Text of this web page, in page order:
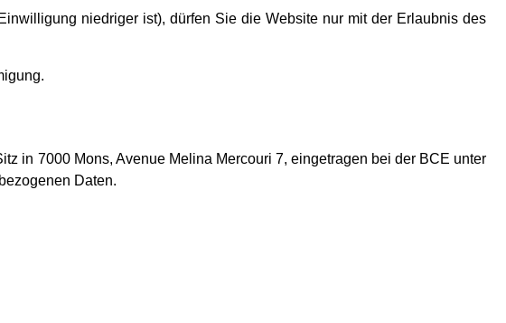
niedriger ist), dürfen Sie die Website nur mit der Erlaubnis des
in 7000 Mons, Avenue Melina Mercouri 7, eingetragen bei der BCE unter
Daten.